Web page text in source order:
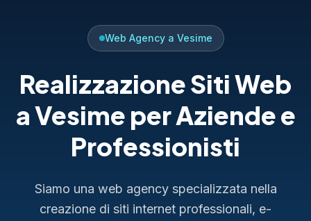
Web Agency a Vesime
Realizzazione Siti Web
a Vesime per Aziende e
Professionisti
Siamo una web agency specializzata nella
creazione di siti internet professionali, e-